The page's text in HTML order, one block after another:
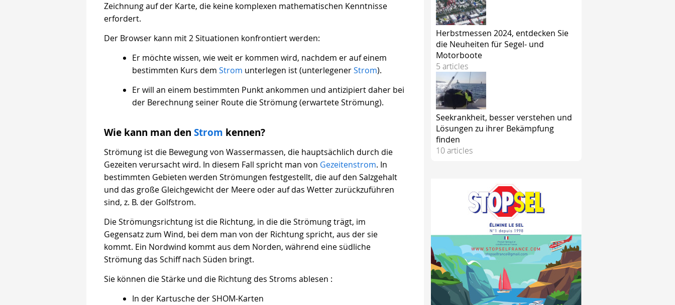
Zeichnung auf der Karte, die keine komplexen mathematischen Kenntnisse
erfordert.
Der Browser kann mit 2 Situationen konfrontiert werden:
Er möchte wissen, wie weit er kommen wird, nachdem er auf einem
bestimmten Kurs dem Strom unterlegen ist (unterlegenerStrom).
Er will an einem bestimmten Punkt ankommen und antizipiert daher bei
der Berechnung seiner Route die Strömung (erwartete Strömung).
Wie kann man den Strom kennen?
Strömung ist die Bewegung von Wassermassen, die hauptsächlich durch die
Gezeiten verursacht wird. In diesem Fall spricht man von Gezeitenstrom. In
bestimmten Gebieten werden Strömungen festgestellt, die auf den Salzgehalt
und das große Gleichgewicht der Meere oder auf das Wetter zurückzuführen
sind, z. B. der Golfstrom.
Die Strömungsrichtung ist die Richtung, in die die Strömung trägt, im
Gegensatz zum Wind, bei dem man von der Richtung spricht, aus der sie
kommt. Ein Nordwind kommt aus dem Norden, während eine südliche
Strömung das Schiff nach Süden bringt.
Sie können die Stärke und die Richtung des Stroms ablesen :
In der Kartusche der SHOM-Karten
Herbstmessen 2024, entdecken Sie
die Neuheiten für Segel- und
Motorboote
5 articles
Seekrankheit, besser verstehen und
Lösungen zu ihrer Bekämpfung
finden
10 articles